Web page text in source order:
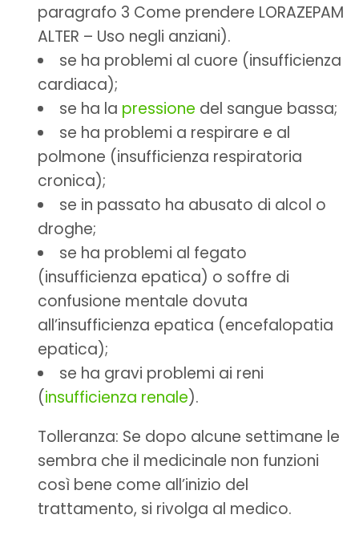
paragrafo 3 Come prendere LORAZEPAM
ALTER – Uso negli anziani).
se ha problemi al cuore (insufficienza
cardiaca);
se ha la pressione del sangue bassa;
se ha problemi a respirare e al
polmone (insufficienza respiratoria
cronica);
se in passato ha abusato di alcol o
droghe;
se ha problemi al fegato
(insufficienza epatica) o soffre di
confusione mentale dovuta
all’insufficienza epatica (encefalopatia
epatica);
se ha gravi problemi ai reni
(insufficienza renale).
Tolleranza: Se dopo alcune settimane le
sembra che il medicinale non funzioni
così bene come all’inizio del
trattamento, si rivolga al medico.